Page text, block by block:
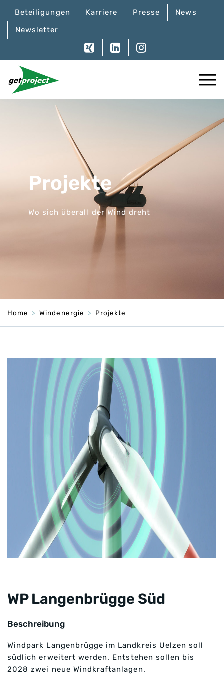
Beteiligungen Karriere Presse
News
Newsletter
Projekte
Wo sich überall der Wind dreht
Home Windenergie Projekte
WP Langenbrügge Süd
Beschreibung
Windpark Langenbrügge im Landkreis Uelzen soll
südlich erweitert werden. Entstehen sollen bis
2028 zwei neue Windkraftanlagen.